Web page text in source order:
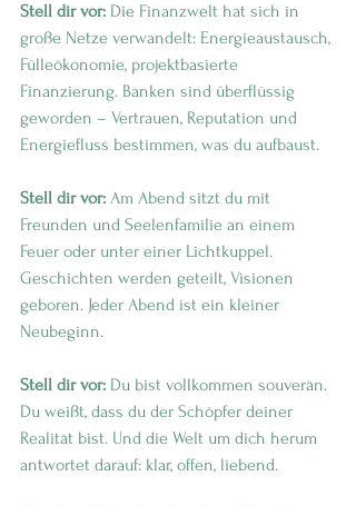
Stell dir vor: Die Finanzwelt hat sich in
große Netze verwandelt: Energieaustausch,
Fülleökonomie, projektbasierte
Finanzierung. Banken sind überflüssig
geworden – Vertrauen, Reputation und
Energiefluss bestimmen, was du aufbaust.
Stell dir vor: Am Abend sitzt du mit
Freunden und Seelenfamilie an einem
Feuer oder unter einer Lichtkuppel.
Geschichten werden geteilt, Visionen
geboren. Jeder Abend ist ein kleiner
Neubeginn.
Stell dir vor: Du bist vollkommen souverän.
Du weißt, dass du der Schöpfer deiner
Realität bist. Und die Welt um dich herum
antwortet darauf: klar, offen, liebend.